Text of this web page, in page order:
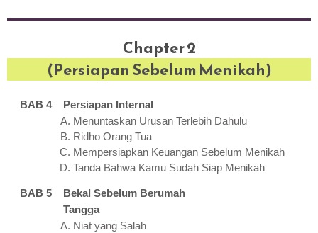
Chapter 2
(Persiapan Sebelum Menikah)
BAB 4 Persiapan Internal
Menuntaskan Urusan Terlebih Dahulu
Ridho Orang Tua
Mempersiapkan Keuangan Sebelum Menikah
Tanda Bahwa Kamu Sudah Siap Menikah
BAB 5 Bekal Sebelum Berumah
Tangga
Niat yang Salah